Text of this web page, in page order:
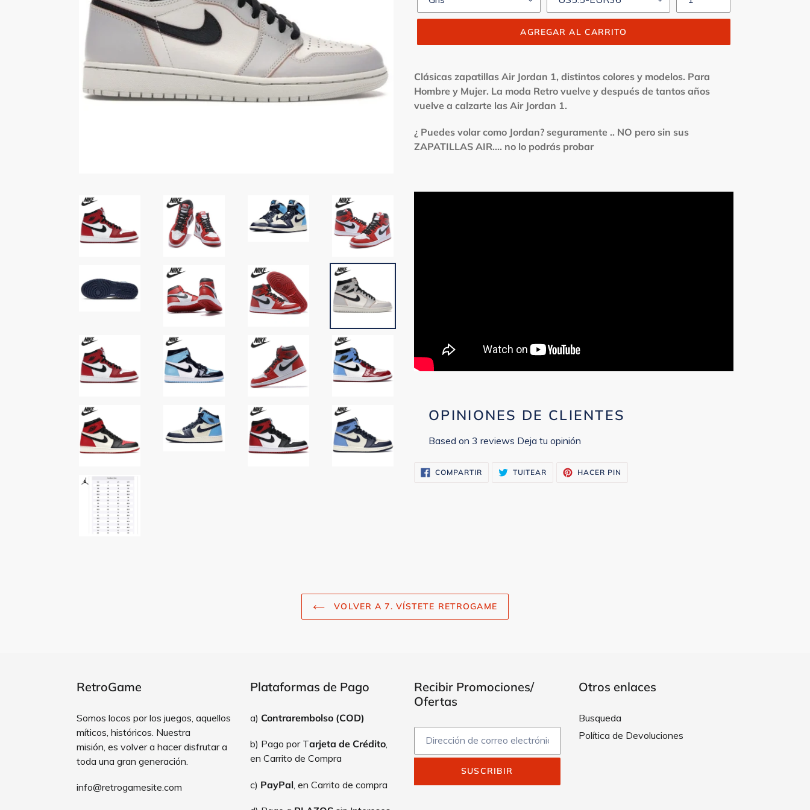
AGREGAR AL CARRITO
Clásicas zapatillas Air Jordan 1, distintos colores y modelos. Para
Hombre y Mujer. La moda Retro vuelve y después de tantos años
vuelve a calzarte las Air Jordan 1.
¿ Puedes volar como Jordan? seguramente .. NO pero sin sus
ZAPATILLAS AIR.... no lo podrás probar
OPINIONES DE CLIENTES
Based on 3 reviews Deja tu opinión
COMPARTIRCOMPARTIR
EN
TUITEAR TUITEARHACER PIN
VOLVER A 7. VÍSTETE RETROGAME
RetroGame
Somos locos por los juegos, aquellos
míticos, históricos. Nuestra
misión, es volver a hacer disfrutar a
toda una gran generación.
info@retrogamesite.com
Plataformas de Pago
a) Contrarembolso (COD)
b) Pago por Tarjeta de Crédito,
en Carrito de Compra
c) PayPal , en Carrito de compra
Recibir Promociones/
Ofertas
SUSCRIBIR
Otros enlaces
Busqueda
Política de Devoluciones